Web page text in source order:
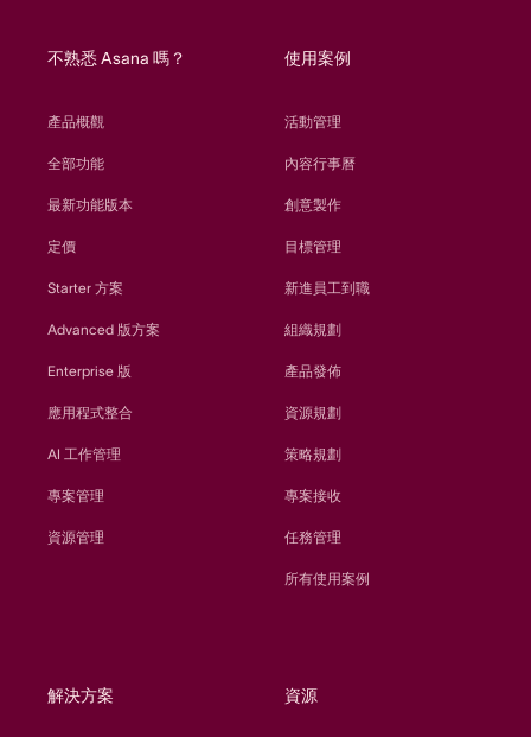
不熟悉 Asana 嗎？
產品概觀
全部功能
最新功能版本
定價
Starter 方案
Advanced 版方案
Enterprise 版
應用程式整合
AI 工作管理
專案管理
資源管理
使用案例
活動管理
內容行事曆
創意製作
目標管理
新進員工到職
組織規劃
產品發佈
資源規劃
策略規劃
專案接收
任務管理
所有使用案例
解決方案 資源